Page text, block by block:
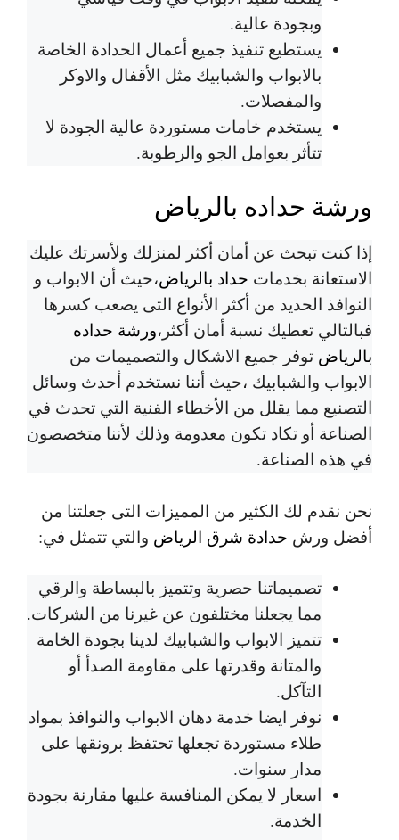
وبجودة عالية.
يستطيع تنفيذ جميع أعمال الحدادة الخاصة
بالابواب والشبابيك مثل الأقفال والاوكر
والمفصلات.
يستخدم خامات مستوردة عالية الجودة لا
تتأثر بعوامل الجو والرطوبة.
ورشة حداده بالرياض
إذا كنت تبحث عن أمان أكثر لمنزلك ولأسرتك عليك
الاستعانة بخدمات حداد بالرياض،حيث أن الابواب و
النوافذ الحديد من أكثر الأنواع التى يصعب كسرها
فبالتالي تعطيك نسبة أمان أكثر،ورشة حداده
بالرياض توفر جميع الاشكال والتصميمات من
الابواب والشبابيك ،حيث أننا نستخدم أحدث وسائل
التصنيع مما يقلل من الأخطاء الفنية التي تحدث في
الصناعة أو تكاد تكون معدومة وذلك لأننا متخصصون
في هذه الصناعة.
نحن نقدم لك الكثير من المميزات التى جعلتنا من
أفضل ورش حدادة شرق الرياض والتي تتمثل في:
تصميماتنا حصرية وتتميز بالبساطة والرقي
مما يجعلنا مختلفون عن غيرنا من الشركات.
تتميز الابواب والشبابيك لدينا بجودة الخامة
والمتانة وقدرتها على مقاومة الصدأ أو
التآكل.
نوفر ايضا خدمة دهان الابواب والنوافذ بمواد
طلاء مستوردة تجعلها تحتفظ برونقها على
مدار سنوات.
اسعار لا يمكن المنافسة عليها مقارنة بجودة
الخدمة.